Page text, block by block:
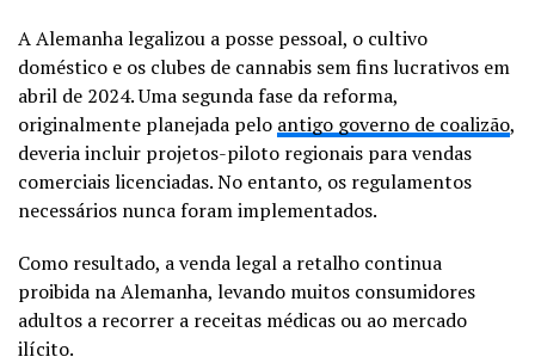
A Alemanha legalizou a posse pessoal, o cultivo
doméstico e os clubes de cannabis sem fins lucrativos em
abril de 2024. Uma segunda fase da reforma,
originalmente planejada pelo antigo governo de coalizão,
deveria incluir projetos-piloto regionais para vendas
comerciais licenciadas. No entanto, os regulamentos
necessários nunca foram implementados.
Como resultado, a venda legal a retalho continua
proibida na Alemanha, levando muitos consumidores
adultos a recorrer a receitas médicas ou ao mercado
ilícito.